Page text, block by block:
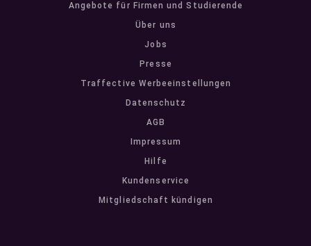
Angebote für Firmen und Studierende
Über uns
Jobs
Presse
Traffective Werbeeinstellungen
Datenschutz
AGB
Impressum
Hilfe
Kundenservice
Mitgliedschaft kündigen